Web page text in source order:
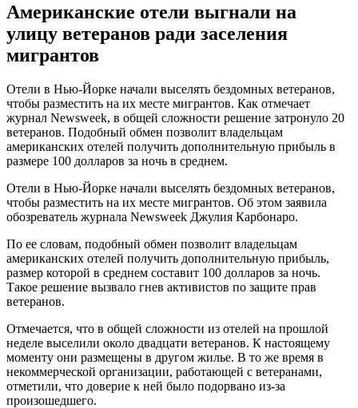
Американские отели выгнали на
улицу ветеранов ради заселения
мигрантов
Отели в Нью-Йорке начали выселять бездомных ветеранов,
чтобы разместить на их месте мигрантов. Как отмечает
журнал Newsweek, в общей сложности решение затронуло 20
ветеранов. Подобный обмен позволит владельцам
американских отелей получить дополнительную прибыль в
размере 100 долларов за ночь в среднем.
Отели в Нью-Йорке начали выселять бездомных ветеранов,
чтобы разместить на их месте мигрантов. Об этом заявила
обозреватель журнала Newsweek Джулия Карбонаро.
По ее словам, подобный обмен позволит владельцам
американских отелей получить дополнительную прибыль,
размер которой в среднем составит 100 долларов за ночь.
Такое решение вызвало гнев активистов по защите прав
ветеранов.
Отмечается, что в общей сложности из отелей на прошлой
неделе выселили около двадцати ветеранов. К настоящему
моменту они размещены в другом жилье. В то же время в
некоммерческой организации, работающей с ветеранами,
отметили, что доверие к ней было подорвано из-за
произошедшего.